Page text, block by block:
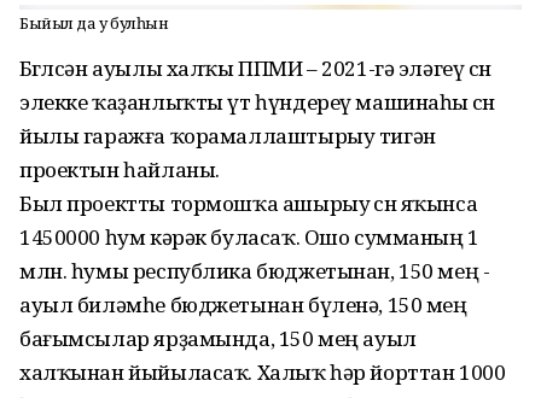
Быйыл да уң булһын
Бөгөлсән ауылы халҡы ППМИ – 2021-гә эләгеү өсөн
элекке ҡаҙанлыҡты үт һүндереү машинаһы өсөн
йылы гаражға ҡорамаллаштырыу тигән
проектын һайланы.
Был проектты тормошҡа ашырыу өсөн яҡынса
1450000 һум кәрәк буласаҡ. Ошо сумманың 1
млн. һумы республика бюджетынан, 150 мең -
ауыл биләмһе бюджетынан бүленә, 150 мең
бағымсылар ярҙамында, 150 мең ауыл
халҡынан йыйыласаҡ. Халыҡ һәр йорттан 1000